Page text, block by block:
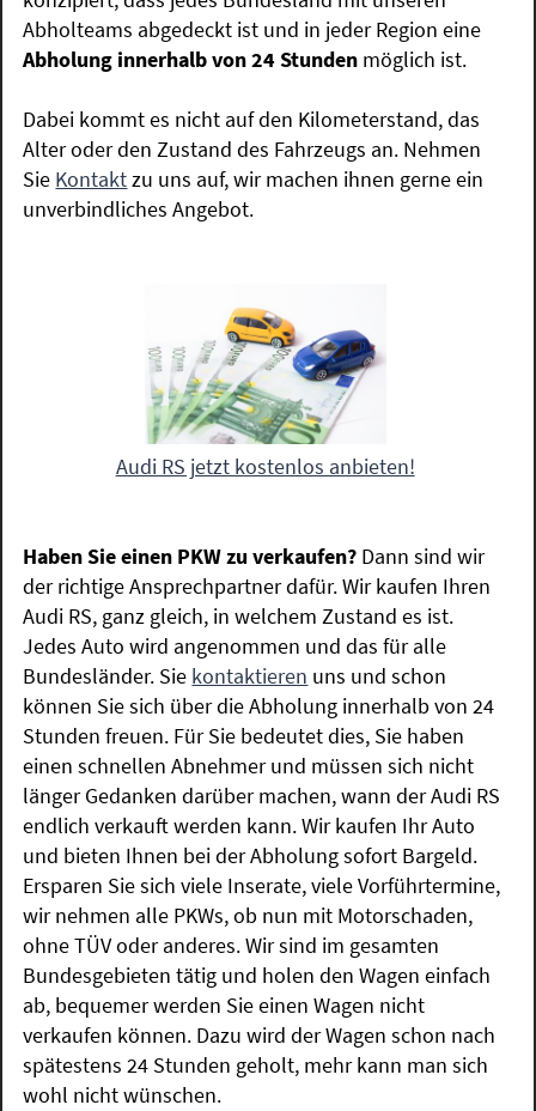
Abholteams abgedeckt ist und in jeder Region eine
Abholung innerhalb von 24 Stunden möglich ist.
Dabei kommt es nicht auf den Kilometerstand, das
Alter oder den Zustand des Fahrzeugs an. Nehmen
Sie Kontaktzu uns auf, wir machen ihnen gerne ein
unverbindliches Angebot.
Audi RS jetzt kostenlos anbieten!
Haben Sie einen PKW zu verkaufen? Dann sind wir
der richtige Ansprechpartner dafür. Wir kaufen Ihren
Audi RS, ganz gleich, in welchem Zustand es ist.
Jedes Auto wird angenommen und das für alle
Bundesländer. Sie kontaktieren uns und schon
können Sie sich über die Abholung innerhalb von 24
Stunden freuen. Für Sie bedeutet dies, Sie haben
einen schnellen Abnehmer und müssen sich nicht
länger Gedanken darüber machen, wann der Audi RS
endlich verkauft werden kann. Wir kaufen Ihr Auto
und bieten Ihnen bei der Abholung sofort Bargeld.
Ersparen Sie sich viele Inserate, viele Vorführtermine,
wir nehmen alle PKWs, ob nun mit Motorschaden,
ohne TÜV oder anderes. Wir sind im gesamten
Bundesgebieten tätig und holen den Wagen einfach
ab, bequemer werden Sie einen Wagen nicht
verkaufen können. Dazu wird der Wagen schon nach
spätestens 24 Stunden geholt, mehr kann man sich
wohl nicht wünschen.